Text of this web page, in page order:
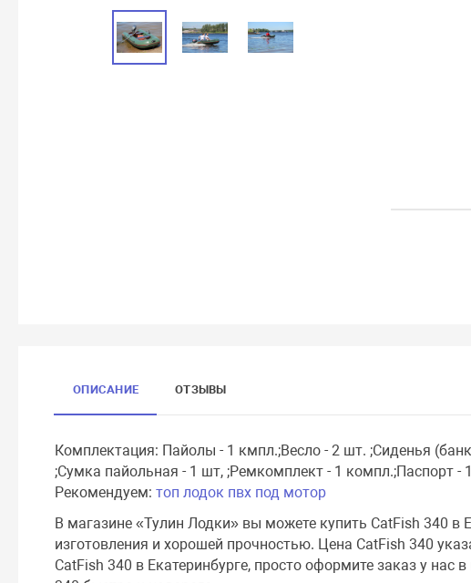
ОПИСАНИЕ ОТЗЫВЫ
Комплектация: Пайолы - 1 кмпл.;Весло - 2 шт. ;Сиденья
;Cумка пайольная - 1 шт, ;Ремкомплект - 1 компл.;Паспорт -
Рекомендуем:топ лодок пвх под мотор
В магазине «Тулин Лодки» вы можете купить CatFish 340 в
изготовления и хорошей прочностью. Цена CatFish 340
CatFish 340 в Екатеринбурге, просто оформите заказ у